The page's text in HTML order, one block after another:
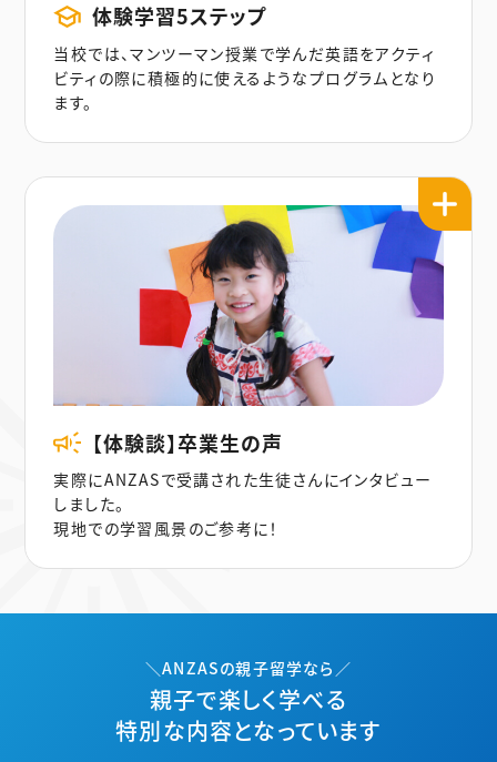
体験学習5ステップ
当校では、マンツーマン授業で学んだ英語をアクティ
ビティの際に積極的に使えるようなプログラムとなり
ます。
【体験談】卒業生の声
実際にANZASで受講された生徒さんにインタビュー
しました。
現地での学習風景のご参考に！
＼ANZASの親子留学なら／
親子で楽しく学べる
特別な内容となっています